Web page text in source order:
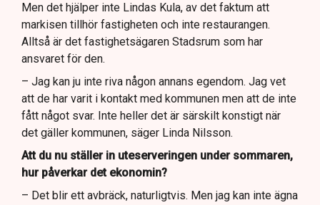
Men det hjälper inte Lindas Kula, av det faktum att
markisen tillhör fastigheten och inte restaurangen.
Alltså är det fastighetsägaren Stadsrum som har
ansvaret för den.
– Jag kan ju inte riva någon annans egendom. Jag vet
att de har varit i kontakt med kommunen men att de inte
fått något svar. Inte heller det är särskilt konstigt när
det gäller kommunen, säger Linda Nilsson.
Att du nu ställer in uteserveringen under sommaren,
hur påverkar det ekonomin?
– Det blir ett avbräck, naturligtvis. Men jag kan inte ägna